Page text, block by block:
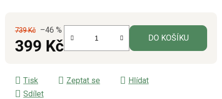
739 Kč –46 %
399 Kč DO KOŠÍKU
Tisk Zeptat se
Hlídat
Sdílet